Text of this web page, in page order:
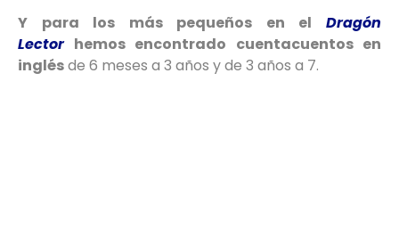
Y para los más pequeños en el Dragón
Lectorhemos encontrado cuentacuentos en
inglésde 6 meses a 3 años y de 3 años a 7.